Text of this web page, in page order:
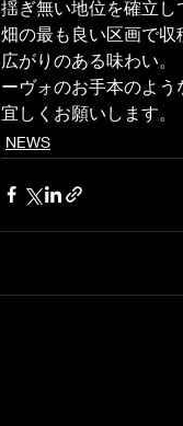
揺ぎ無い地位を確立
畑の最も良い区画で
広がりのある味わい
ーヴォのお手本のよ
宜しくお願いします。
NEWS